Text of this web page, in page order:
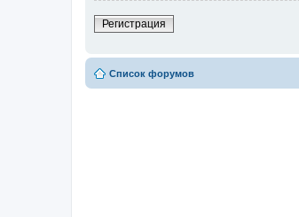
Регистрация
Список форумов